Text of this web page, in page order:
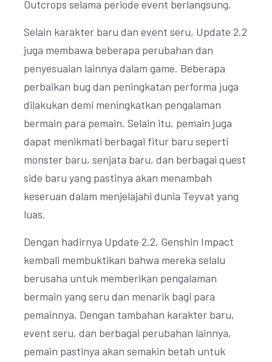
Outcrops selama periode event berlangsung.
Selain karakter baru dan event seru, Update 2.2
juga membawa beberapa perubahan dan
penyesuaian lainnya dalam game. Beberapa
perbaikan bug dan peningkatan performa juga
dilakukan demi meningkatkan pengalaman
bermain para pemain. Selain itu, pemain juga
dapat menikmati berbagai fitur baru seperti
monster baru, senjata baru, dan berbagai quest
side baru yang pastinya akan menambah
keseruan dalam menjelajahi dunia Teyvat yang
luas.
Dengan hadirnya Update 2.2, Genshin Impact
kembali membuktikan bahwa mereka selalu
berusaha untuk memberikan pengalaman
bermain yang seru dan menarik bagi para
pemainnya. Dengan tambahan karakter baru,
event seru, dan berbagai perubahan lainnya,
pemain pastinya akan semakin betah untuk